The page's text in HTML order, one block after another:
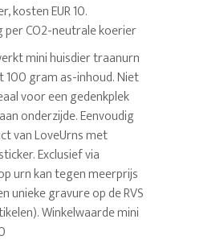
kosten EUR 10.
per CO2-neutrale koerier
mini huisdier traanurn
gram as-inhoud. Niet
voor een gedenkplek
onderzijde. Eenvoudig
van LoveUrns met
Exclusief via
urn kan tegen meerprijs
unieke gravure op de RVS
Winkelwaarde mini